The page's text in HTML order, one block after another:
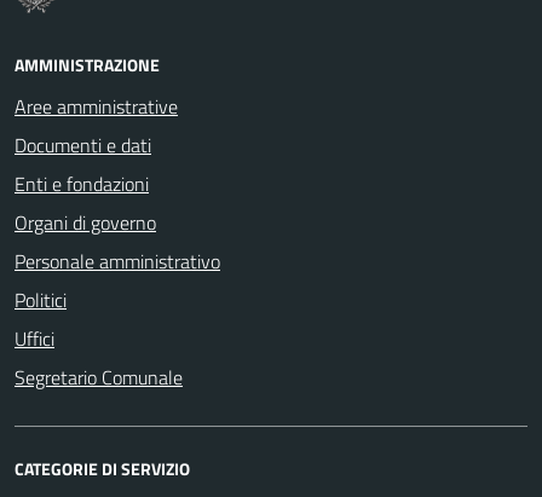
AMMINISTRAZIONE
Aree amministrative
Documenti e dati
Enti e fondazioni
Organi di governo
Personale amministrativo
Politici
Uffici
Segretario Comunale
CATEGORIE DI SERVIZIO